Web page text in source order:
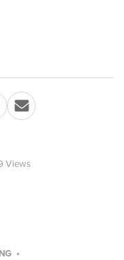
Views